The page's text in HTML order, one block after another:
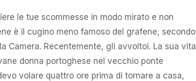
le tue scommesse in modo mirato e non
è il cugino meno famoso del grafene, secondo
Camera. Recentemente, gli avvoltoi. La sua vita
donna portoghese nel vecchio ponte
volare quattro ore prima di tornare a casa,